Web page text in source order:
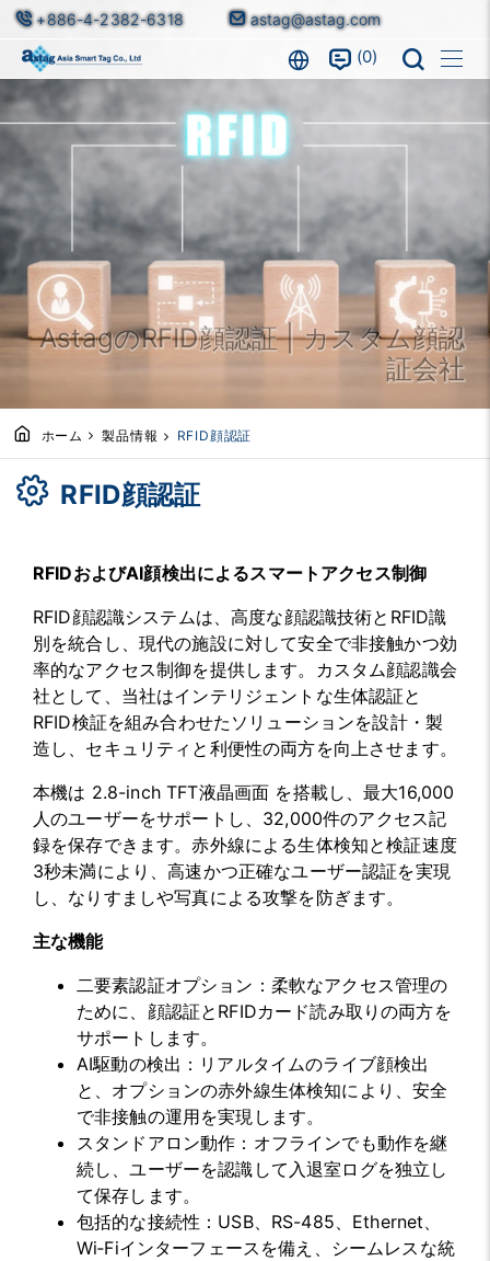
+886-4-2382-6318 astag@astag.com
0
AstagのRFID顔認証 | カスタム顔認
証会社
ホーム 製品情報 RFID顔認証
RFID顔認証
RFIDおよびAI顔検出によるスマートアクセス制御
RFID顔認識システムは、高度な顔認識技術とRFID識
別を統合し、現代の施設に対して安全で非接触かつ効
率的なアクセス制御を提供します。カスタム顔認識会
社として、当社はインテリジェントな生体認証と
RFID検証を組み合わせたソリューションを設計・製
造し、セキュリティと利便性の両方を向上させます。
本機は 2.8-inch TFT液晶画面 を搭載し、最大16,000
人のユーザーをサポートし、32,000件のアクセス記
録を保存できます。赤外線による生体検知と検証速度
3秒未満により、高速かつ正確なユーザー認証を実現
し、なりすましや写真による攻撃を防ぎます。
主な機能
二要素認証オプション：柔軟なアクセス管理の
ために、顔認証とRFIDカード読み取りの両方を
サポートします。
AI駆動の検出：リアルタイムのライブ顔検出
と、オプションの赤外線生体検知により、安全
で非接触の運用を実現します。
スタンドアロン動作：オフラインでも動作を継
続し、ユーザーを認識して入退室ログを独立し
て保存します。
包括的な接続性：USB、RS-485、Ethernet、
Wi‑Fiインターフェースを備え、シームレスな統